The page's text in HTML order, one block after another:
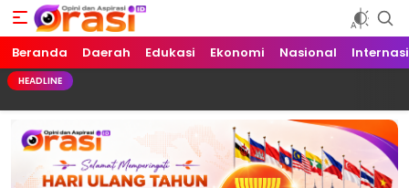
Orasi.ID
Opini dan Aspirasi!
Beranda Daerah Edukasi Ekonomi Nasional
HEADLINE